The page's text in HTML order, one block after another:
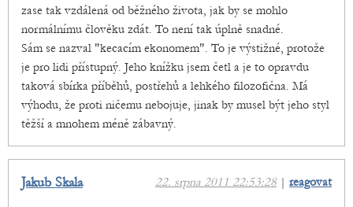
zase tak vzdálená od běžného života, jak by se mohlo
normálnímu člověku zdát. To není tak úplně snadné.
Sám se nazval "kecacím ekonomem". To je výstižné, protože
je pro lidi přístupný. Jeho knížku jsem četl a je to opravdu
taková sbírka příběhů, postřehů a lehkého filozofična. Má
výhodu, že proti ničemu nebojuje, jinak by musel být jeho styl
těžší a mnohem méně zábavný.
22. srpna 2011 22:53:28| reagovat
Jakub Skala